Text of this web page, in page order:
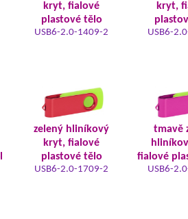
kryt, fialové
plastové tělo
USB6-2.0-1409-2
kryt,
USB6-
zelený hliníkový
kryt, fialové
plastové tělo
USB6-2.0-1709-2
tmavě
fialové
USB6-